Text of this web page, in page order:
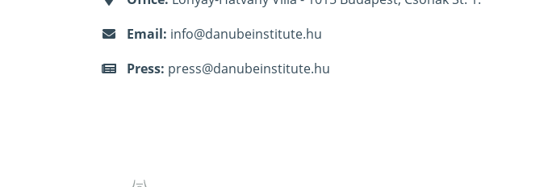
Email: info@danubeinstitute.hu
Press: press@danubeinstitute.hu